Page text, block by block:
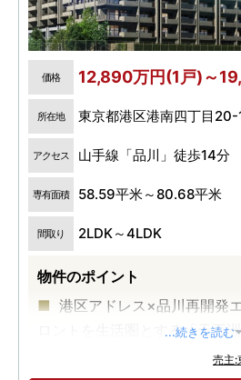
価格 12,890万円(1戸)～
所在地 東京都港区港南四丁目
アクセス 山手線「品川」徒歩14分
専有面積 58.59平米～80.68平米
間取り 2LDK～4LDK
物件のポイント
港区アドレス×品川再開発
ロントを生活圏とする「天王
...続きを読む
売主: